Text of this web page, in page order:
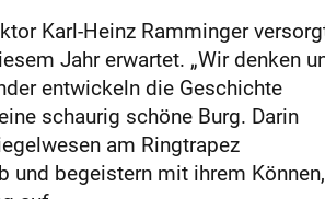
Karl-Heinz Ramminger
Jahr erwartet. „Wir denken
entwickeln die Geschichte
schaurig schöne Burg. Darin
am Ringtrapez
und begeistern mit ihrem Können,